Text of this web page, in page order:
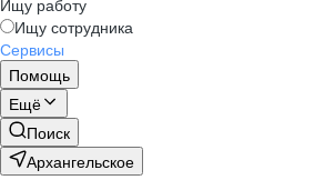
Ищу работу
Ищу сотрудника
Сервисы
Помощь
Ещё
Поиск
Архангельское